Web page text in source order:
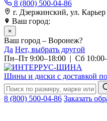
8 (800) 500-04-86
г. Дзержинский, ул.
Ваш город:
×
Ваш город – Воронеж?
Да Нет, выбрать другой
Пн–Пт 9:00–18:00 | Сб
Шины и диски с доставкой
8 (800) 500-04-86 Заказать